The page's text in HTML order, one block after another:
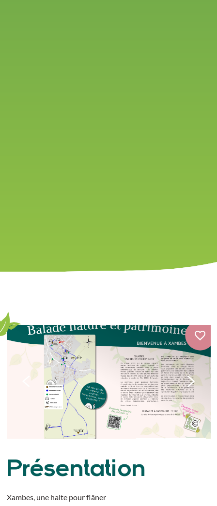
Présentation
Xambes, une halte pour flâner